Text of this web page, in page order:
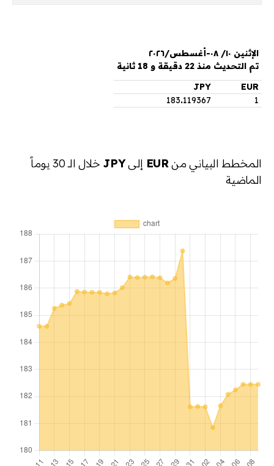
الإثنين ١٠/ ٠٨-أغسطس/٢٠٢٦
تم التحديث منذ 22 دقيقة و 18 ثانية
EUR
JPY
1
183.119367
المخطط البياني منEUR إلىJPY
خلال الـ 30 يوماً
الماضية